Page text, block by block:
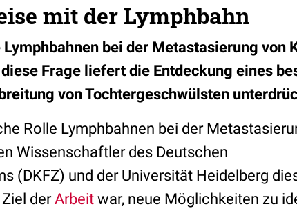
mit der Lymphbahn
bei der Metastasierung von
Frage liefert die Entdeckung eines
von Tochtergeschwülsten
Rolle Lymphbahnen bei der
Wissenschaftler des Deutschen
(DKFZ) und der Universität Heidelberg
derArbeit war, neue Möglichkeiten zu